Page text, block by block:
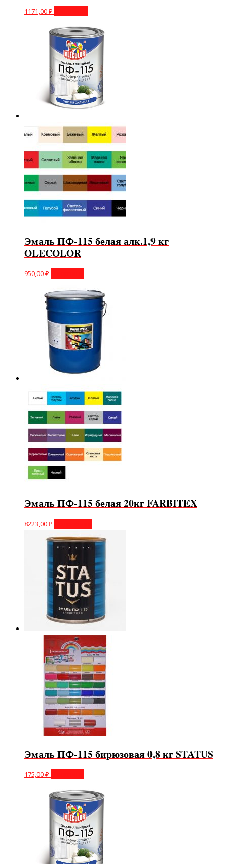
1171,00₽
Эмаль ПФ-115 белая алк.1,9 кг
OLECOLOR
950,00₽
Эмаль ПФ-115 белая 20кг FARBITEX
8223,00₽
Эмаль ПФ-115 бирюзовая 0,8 кг STATUS
175,00₽